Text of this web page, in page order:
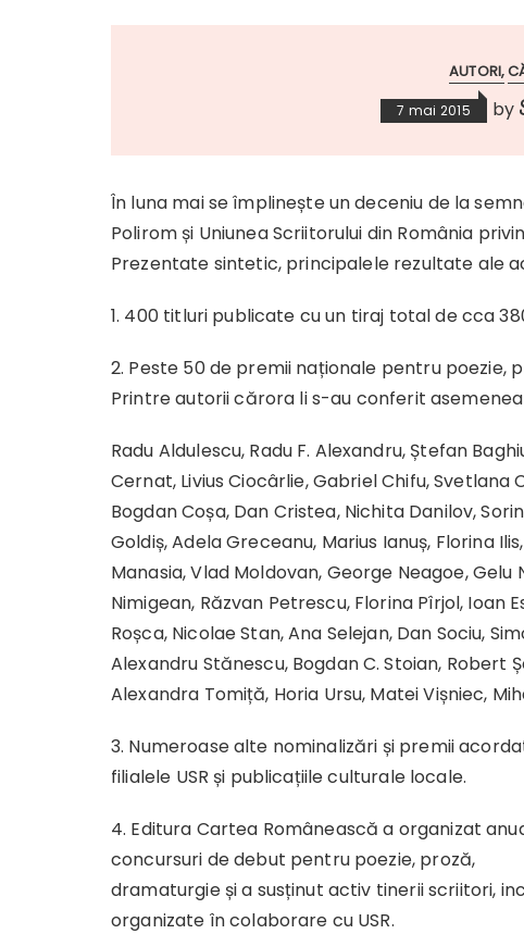
AUTORI
7 mai 2015 by
În luna mai se împlinește un deceniu de la
Polirom și Uniunea Scriitorului din România
Prezentate sintetic, principalele rezultate ale
1. 400 titluri publicate cu un tiraj total de cca
2. Peste 50 de premii naționale pentru
Printre autorii cărora li s-au conferit
Radu Aldulescu, Radu F. Alexandru, Ștefan
Cernat, Livius Ciocârlie, Gabriel Chifu,
Bogdan Coșa, Dan Cristea, Nichita Danilov,
Goldiș, Adela Greceanu, Marius Ianuș, Florina
Manasia, Vlad Moldovan, George Neagoe, Gelu
Nimigean, Răzvan Petrescu, Florina Pîrjol, Ioan
Roșca, Nicolae Stan, Ana Selejan, Dan Sociu,
Alexandru Stănescu, Bogdan C. Stoian, Robert
Alexandra Tomiță, Horia Ursu, Matei Vișniec,
3. Numeroase alte nominalizări și premii
filialele USR și publicațiile culturale locale.
4. Editura Cartea Românească a organizat
concursuri de debut pentru poezie, proză,
dramaturgie și a susținut activ tinerii scriitori,
organizate în colaborare cu USR.